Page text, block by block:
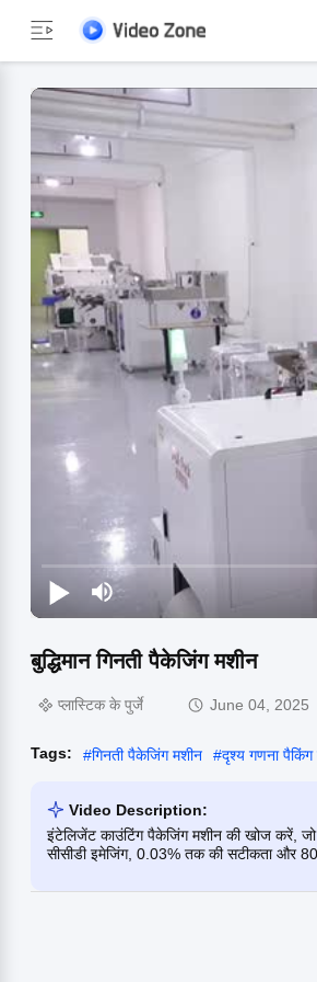
बुद्धिमान गिनती पैकेजिंग मशीन
प्लास्टिक के पुर्जे June 04, 2025
Tags: #गिनती पैकेजिंग मशीन #दृश्य गणना पैकिंग
Video Description:
इंटेलिजेंट काउंटिंग पैकेजिंग मशीन की खोज करें, जो
सीसीडी इमेजिंग, 0.03% तक की सटीकता और